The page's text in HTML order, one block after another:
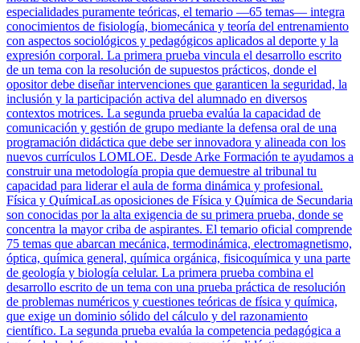
especialidades puramente teóricas, el temario —65 temas— integra
conocimientos de fisiología, biomecánica y teoría del entrenamiento
con aspectos sociológicos y pedagógicos aplicados al deporte y la
expresión corporal. La primera prueba vincula el desarrollo escrito
de un tema con la resolución de supuestos prácticos, donde el
opositor debe diseñar intervenciones que garanticen la seguridad, la
inclusión y la participación activa del alumnado en diversos
contextos motrices. La segunda prueba evalúa la capacidad de
comunicación y gestión de grupo mediante la defensa oral de una
programación didáctica que debe ser innovadora y alineada con los
nuevos currículos LOMLOE. Desde Arke Formación te ayudamos a
construir una metodología propia que demuestre al tribunal tu
capacidad para liderar el aula de forma dinámica y profesional.
Física y QuímicaLas oposiciones de Física y Química de Secundaria
son conocidas por la alta exigencia de su primera prueba, donde se
concentra la mayor criba de aspirantes. El temario oficial comprende
75 temas que abarcan mecánica, termodinámica, electromagnetismo,
óptica, química general, química orgánica, fisicoquímica y una parte
de geología y biología celular. La primera prueba combina el
desarrollo escrito de un tema con una prueba práctica de resolución
de problemas numéricos y cuestiones teóricas de física y química,
que exige un dominio sólido del cálculo y del razonamiento
científico. La segunda prueba evalúa la competencia pedagógica a